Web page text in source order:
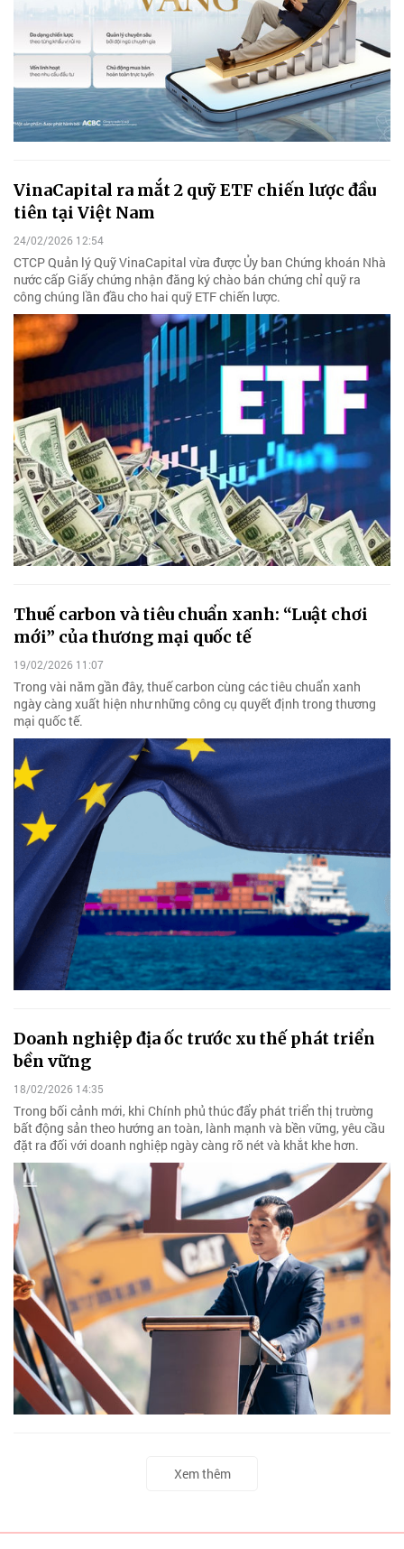
VinaCapital ra mắt 2 quỹ ETF chiến lược đầu
tiên tại Việt Nam
24/02/2026 12:54
CTCP Quản lý Quỹ VinaCapital vừa được Ủy ban Chứng khoán Nhà
nước cấp Giấy chứng nhận đăng ký chào bán chứng chỉ quỹ ra
công chúng lần đầu cho hai quỹ ETF chiến lược.
Thuế carbon và tiêu chuẩn xanh: “Luật chơi
mới” của thương mại quốc tế
19/02/2026 11:07
Trong vài năm gần đây, thuế carbon cùng các tiêu chuẩn xanh
ngày càng xuất hiện như những công cụ quyết định trong thương
mại quốc tế.
Doanh nghiệp địa ốc trước xu thế phát triển
bền vững
18/02/2026 14:35
Trong bối cảnh mới, khi Chính phủ thúc đẩy phát triển thị trường
bất động sản theo hướng an toàn, lành mạnh và bền vững, yêu cầu
đặt ra đối với doanh nghiệp ngày càng rõ nét và khắt khe hơn.
Xem thêm